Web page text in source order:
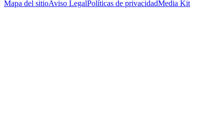
Mapa del sitioAviso LegalPolíticas de privacidadMedia Kit